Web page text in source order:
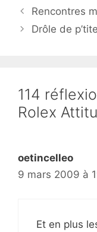
Rencontres
Drôle de
114
Rolex
oetincelleo
9 mars 2009 à
Et en plus